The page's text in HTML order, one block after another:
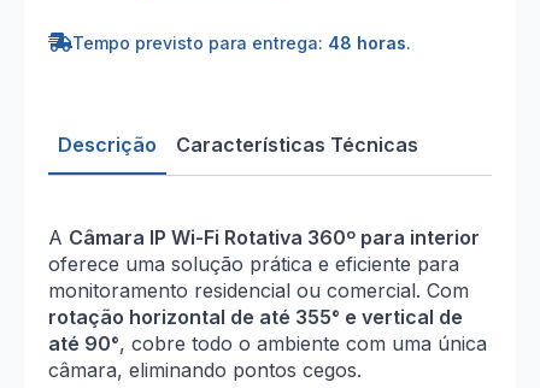
Rotativa
Tempo previsto para entrega: 48 horas.
Descrição Características Técnicas
A Câmara IP Wi-Fi Rotativa 360º para interior
oferece uma solução prática e eficiente para
monitoramento residencial ou comercial. Com
rotação horizontal de até 355° e vertical de
até 90°, cobre todo o ambiente com uma única
câmara, eliminando pontos cegos.